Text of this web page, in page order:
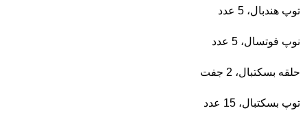
توپ هندبال، 5 عدد
نوپ فوتسال، 5 عدد
حلقه بسكتبال، 2 جفت
توپ بسكتبال، 15 عدد